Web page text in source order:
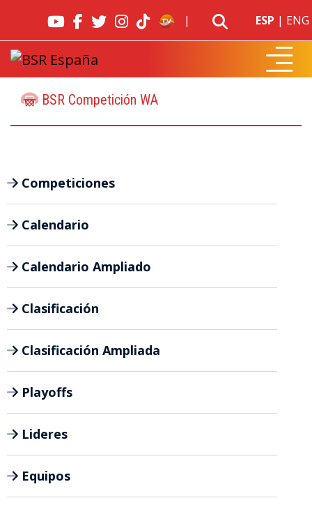
| ESP | ENG
BSR Competición WA
Competiciones
Calendario
Calendario Ampliado
Clasificación
Clasificación Ampliada
Playoffs
Lideres
Equipos